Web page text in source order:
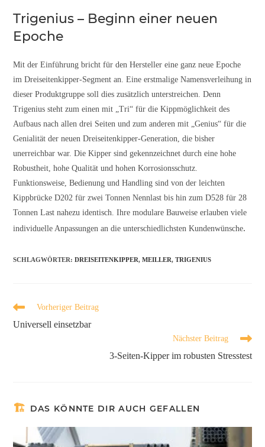
Trigenius – Beginn einer neuen
Epoche
Mit der Einführung bricht für den Hersteller eine ganz neue Epoche
im Dreiseitenkipper-Segment an. Eine erstmalige Namensverleihung in
dieser Produktgruppe soll dies zusätzlich unterstreichen. Denn
Trigenius steht zum einen mit „Tri“ für die Kippmöglichkeit des
Aufbaus nach allen drei Seiten und zum anderen mit „Genius“ für die
Genialität der neuen Dreiseitenkipper-Generation, die bisher
unerreichbar war. Die Kipper sind gekennzeichnet durch eine hohe
Robustheit, hohe Qualität und hohen Korrosionsschutz.
Funktionsweise, Bedienung und Handling sind von der leichten
Kippbrücke D202 für zwei Tonnen Nennlast bis hin zum D528 für 28
Tonnen Last nahezu identisch. Ihre modulare Bauweise erlauben viele
individuelle Anpassungen an die unterschiedlichsten Kundenwünsche.
SCHLAGWÖRTER:DREISEITENKIPPER, MEILLER, TRIGENIUS
Vorheriger Beitrag
Universell einsetzbar
Nächster Beitrag
3-Seiten-Kipper im robusten Stresstest
DAS KÖNNTE DIR AUCH GEFALLEN